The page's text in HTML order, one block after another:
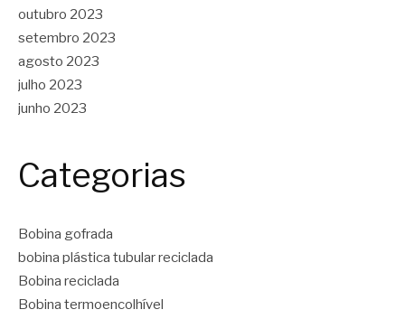
outubro 2023
setembro 2023
agosto 2023
julho 2023
junho 2023
Categorias
Bobina gofrada
bobina plástica tubular reciclada
Bobina reciclada
Bobina termoencolhível